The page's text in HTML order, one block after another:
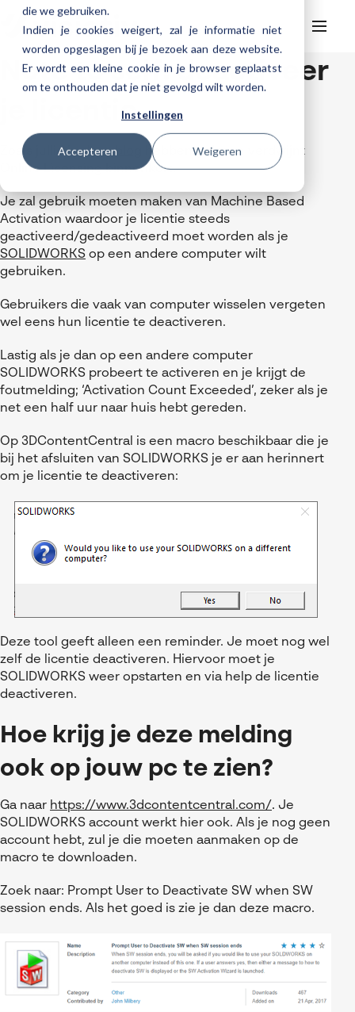
die we gebruiken.
Indien je cookies weigert, zal je informatie niet
worden opgeslagen bij je bezoek aan deze website.
Er wordt een kleine cookie in je browser geplaatst
om te onthouden dat je niet gevolgd wilt worden.
Instellingen
Accepteren Weigeren
HelpdeskWebinars
SOLIDWORKS Design
Cloud services gratis activeren
SOLIDWORKS Design Ultimate
3DEXPERIENCE
nTopology
DraftSight
Manufacturing
SOLIDWORKS CAM
SOLIDWORKS PDM
Visiativ PLM
Virtueel testen
3DEXPERIENCE Cloud Simulation
Consultancy diensten
SOLIDWORKS Composer
SOLIDWORKS Visualize
SOLIDWORKS Electrical
SOLIDWORKS Inspection
Visiativ Customer Service
Spare Parts Platform
CATIA Composer
myCADtools
myPDMtools
Cloud services for SOLIDWORKS
Cloudmigratie
Trainingen
3DEXPERIENCE trainingen
Trainingskalender
Helpdesk
My Visiativ Login
Onderhoudscontract SOLIDWORKS
Download SOLIDWORKS 2025
Over Visiativ
Ons bedrijf
Werken bij Visiativ
Evenementen
MyCAD Day 2026
Referenties
Acties en promoties
FAQs SOLIDWORKS
Downloads
Contact
Note to self: deactiveer
je licentie
Zoals jullie indeze blog
hebben gelezen verdwijnt
Online Licensing binnenkort.
Je zal gebruik moeten maken van Machine Based
Activation waardoor je licentie steeds
geactiveerd/gedeactiveerd moet worden als je
SOLIDWORKS op een andere computer wilt
gebruiken.
Gebruikers die vaak van computer wisselen vergeten
wel eens hun licentie te deactiveren.
Lastig als je dan op een andere computer
SOLIDWORKS probeert te activeren en je krijgt de
foutmelding; ‘Activation Count Exceeded’, zeker als je
net een half uur naar huis hebt gereden.
Op 3DContentCentral is een macro beschikbaar die je
bij het afsluiten van SOLIDWORKS je er aan herinnert
om je licentie te deactiveren:
Deze tool geeft alleen een reminder. Je moet nog wel
zelf de licentie deactiveren. Hiervoor moet je
SOLIDWORKS weer opstarten en via help de licentie
deactiveren.
Hoe krijg je deze melding
ook op jouw pc te zien?
Ga naar https://www.3dcontentcentral.com/. Je
SOLIDWORKS account werkt hier ook. Als je nog geen
account hebt, zul je die moeten aanmaken op de
macro te downloaden.
Zoek naar: Prompt User to Deactivate SW when SW
session ends. Als het goed is zie je dan deze macro.